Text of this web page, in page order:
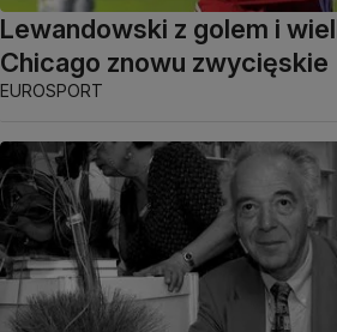
Lewandowski z golem i
Chicago znowu zwycięskie
EUROSPORT